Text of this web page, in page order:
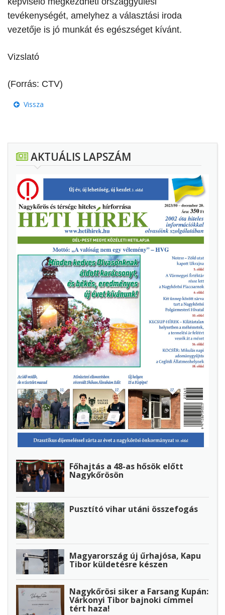
tevékenységét, amelyhez a választási iroda
vezetője is jó munkát és egészséget kívánt.
Vizslató
(Forrás: CTV)
Vissza
AKTUÁLIS LAPSZÁM
Főhajtás a 48-as hősök előtt
Nagykőrösön
Pusztító vihar utáni összefogás
Magyarország új űrhajósa, Kapu
Tibor küldetésre készen
Nagykőrösi siker a Farsang Kupán:
Várkonyi Tibor bajnoki címmel
tért haza!